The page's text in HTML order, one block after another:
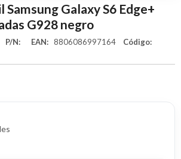
Galaxy S6 Edge+
G928 negro
P/N: EAN: 8806086997164 Código: